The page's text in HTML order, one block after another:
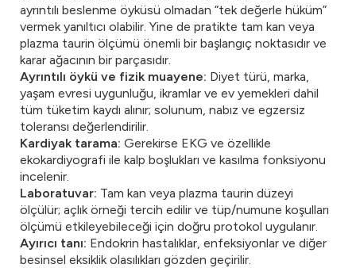
ayrıntılı beslenme öyküsü olmadan “tek değerle hüküm”
vermek yanıltıcı olabilir. Yine de pratikte tam kan veya
plazma taurin ölçümü önemli bir başlangıç noktasıdır ve
karar ağacının bir parçasıdır.
Ayrıntılı öykü ve fizik muayene: Diyet türü, marka,
yaşam evresi uygunluğu, ikramlar ve ev yemekleri dahil
tüm tüketim kaydı alınır; solunum, nabız ve egzersiz
toleransı değerlendirilir.
Kardiyak tarama: Gerekirse EKG ve özellikle
ekokardiyografi ile kalp boşlukları ve kasılma fonksiyonu
incelenir.
Laboratuvar: Tam kan veya plazma taurin düzeyi
ölçülür; açlık örneği tercih edilir ve tüp/numune koşulları
ölçümü etkileyebileceği için doğru protokol uygulanır.
Ayırıcı tanı: Endokrin hastalıklar, enfeksiyonlar ve diğer
besinsel eksiklik olasılıkları gözden geçirilir.